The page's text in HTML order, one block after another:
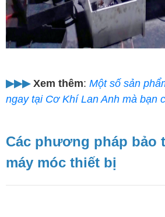
▶︎▶︎▶︎ Xem thêm: Một số sản
ngay tại Cơ Khí Lan Anh mà bạn
Các phương pháp bảo
máy móc thiết bị